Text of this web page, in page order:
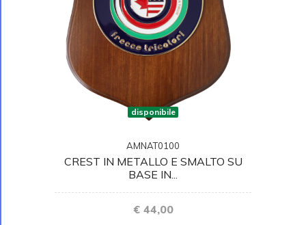
disponibile
AMNAT0100
CREST IN METALLO E SMALTO SU
BASE IN...
€ 44,00